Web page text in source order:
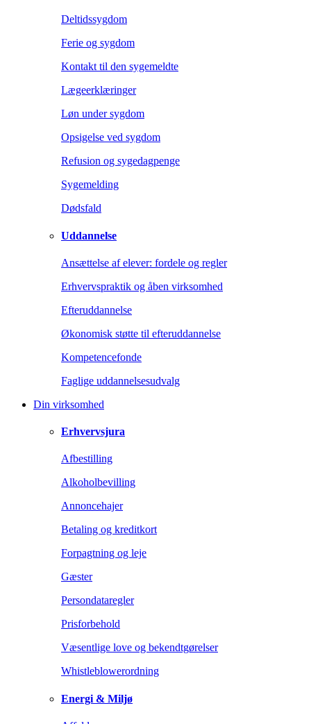
Deltidssygdom
Ferie og sygdom
Kontakt til den sygemeldte
Lægeerklæringer
Løn under sygdom
Opsigelse ved sygdom
Refusion og sygedagpenge
Sygemelding
Dødsfald
Uddannelse
Ansættelse af elever: fordele og regler
Erhvervspraktik og åben virksomhed
Efteruddannelse
Økonomisk støtte til efteruddannelse
Kompetencefonde
Faglige uddannelsesudvalg
Din virksomhed
Erhvervsjura
Afbestilling
Alkoholbevilling
Annoncehajer
Betaling og kreditkort
Forpagtning og leje
Gæster
Persondataregler
Prisforbehold
Væsentlige love og bekendtgørelser
Whistleblowerordning
Energi & Miljø